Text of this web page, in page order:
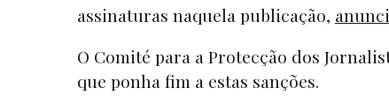
assinaturas naquela publicação,
O Comité para a Protecção dos
que ponha fim a estas sanções.